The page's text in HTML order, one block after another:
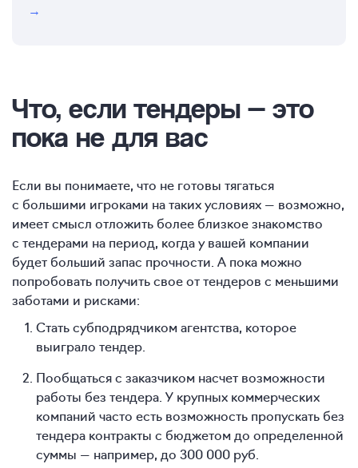
→
Что, если тендеры — это
пока не для вас
Если вы понимаете, что не готовы тягаться
с большими игроками на таких условиях — возможно,
имеет смысл отложить более близкое знакомство
с тендерами на период, когда у вашей компании
будет больший запас прочности. А пока можно
попробовать получить свое от тендеров с меньшими
заботами и рисками:
Стать субподрядчиком агентства, которое
выиграло тендер.
Пообщаться с заказчиком насчет возможности
работы без тендера. У крупных коммерческих
компаний часто есть возможность пропускать без
тендера контракты с бюджетом до определенной
суммы — например, до 300 000 руб.